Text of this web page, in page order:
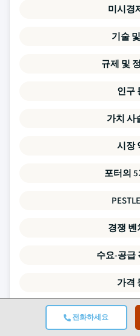
전화하세요
미시경
기술
규제 및
인구
가치 사
시장
포터의
경쟁 벤
수요-공급
가격
SWOT